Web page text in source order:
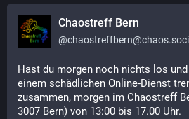
Chaostreff Bern
@
Hast du morgen noch nichts los
einem schädlichen Online-Dienst
zusammen, morgen im Chaostreff
3007 Bern) von 13:00 bis 17.00 Uhr.